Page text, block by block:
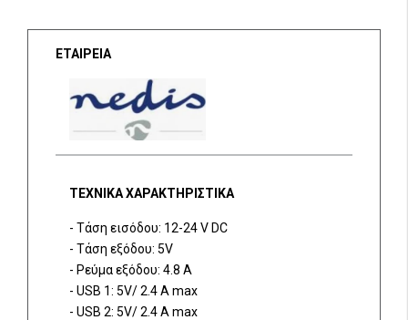
ΕΤΑΙΡΕΙΑ
ΤΕΧΝΙΚΑ ΧΑΡΑΚΤΗΡΙΣΤΙΚΑ
- Τάση εισόδου: 12-24 V DC
- Τάση εξόδου: 5V
- Ρεύμα εξόδου: 4.8 A
- USB 1: 5V/ 2.4 A max
- USB 2: 5V/ 2.4 A max